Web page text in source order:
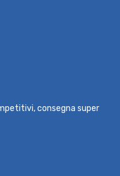
consegna super